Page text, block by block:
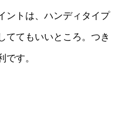
ントは、ハンディタイプ
ててもいいところ。つき
です。